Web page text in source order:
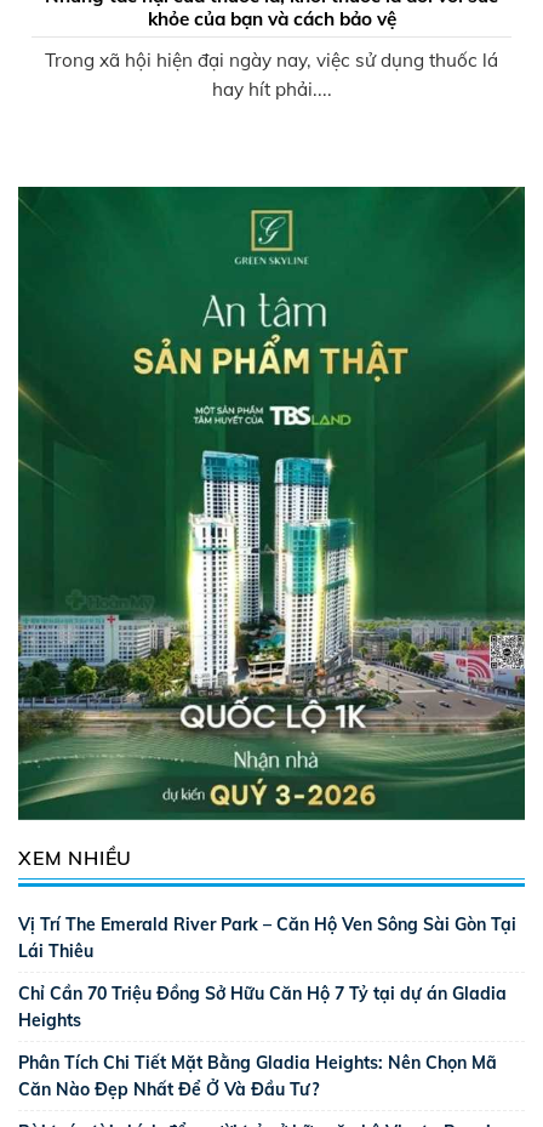
khỏe của bạn và cách bảo vệ
Trong xã hội hiện đại ngày nay, việc sử dụng thuốc lá
hay hít phải....
XEM NHIỀU
Vị Trí The Emerald River Park – Căn Hộ Ven Sông Sài Gòn Tại
Lái Thiêu
Chỉ Cần 70 Triệu Đồng Sở Hữu Căn Hộ 7 Tỷ tại dự án Gladia
Heights
Phân Tích Chi Tiết Mặt Bằng Gladia Heights: Nên Chọn Mã
Căn Nào Đẹp Nhất Để Ở Và Đầu Tư?